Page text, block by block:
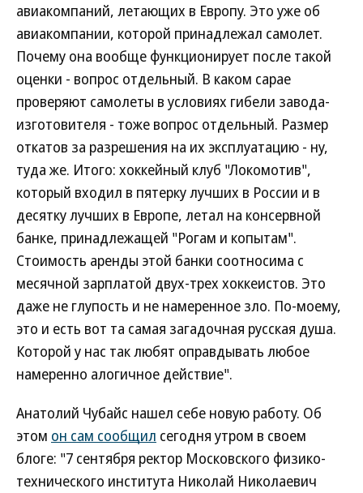
авиакомпаний, летающих в Европу. Это уже об
авиакомпании, которой принадлежал самолет.
Почему она вообще функционирует после такой
оценки - вопрос отдельный. В каком сарае
проверяют самолеты в условиях гибели завода-
изготовителя - тоже вопрос отдельный. Размер
откатов за разрешения на их эксплуатацию - ну,
туда же. Итого: хоккейный клуб "Локомотив",
который входил в пятерку лучших в России и в
десятку лучших в Европе, летал на консервной
банке, принадлежащей "Рогам и копытам".
Стоимость аренды этой банки соотносима с
месячной зарплатой двух-трех хоккеистов. Это
даже не глупость и не намеренное зло. По-моему,
это и есть вот та самая загадочная русская душа.
Которой у нас так любят оправдывать любое
намеренно алогичное действие".
Анатолий Чубайс нашел себе новую работу. Об
этом он сам сообщил сегодня утром в своем
блоге: "7 сентября ректор Московского физико-
технического института Николай Николаевич